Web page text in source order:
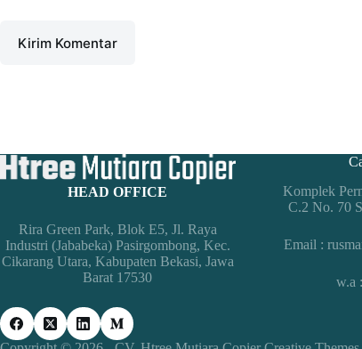
Kirim Komentar
HEAD OFFICE
Rira Green Park, Blok E5, Jl. Raya
Industri (Jababeka) Pasirgombong, Kec.
Cikarang Utara, Kabupaten Bekasi, Jawa
Barat 17530
Komplek
C.2 No. 70
Email :
w.a